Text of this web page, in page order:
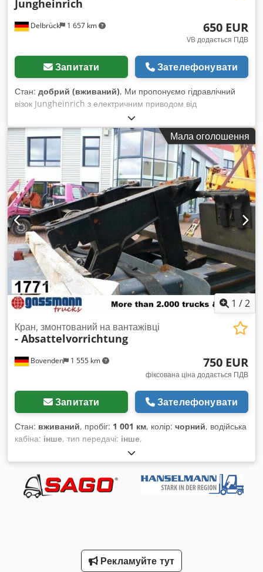
Delbrück 1 657 km
Jungheinrich
650 EUR
VB додається ПДВ
Запитати Зателефонувати
Стан: добрий (вживаний), Ми пропонуємо гідравлічний
візок Jungheinrich з електричним приводом від
акумулятора. Додаються фото. Візок має сліди
використання. Ціна вказана без ПДВ. Можливий огляд на
місці. Якщо вас зацікавила пропозиція, будь ласка,
зв'яжіться з нами. Djdpjv Dtq Sofx Aqteck
Мала оголошення
1 /2
Bovenden 1 555 km
Кран, змонтований на вантажівці
- Absattelvorrichtung
750 EUR
фіксована ціна додається ПДВ
Запитати Зателефонувати
Стан: вживаний, пробіг: 1 001 км, колір: чорний, водійська
кабіна: інше, тип передачі: інше,
Рекламуйте тут